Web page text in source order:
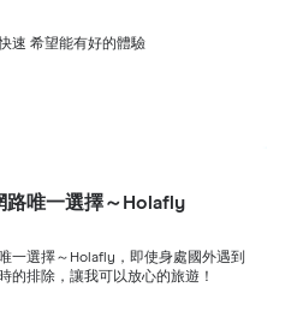
速 希望能有好的體驗
路唯一選擇～Holafly
一選擇～Holafly，即使身處國外遇到
的排除，讓我可以放心的旅遊！